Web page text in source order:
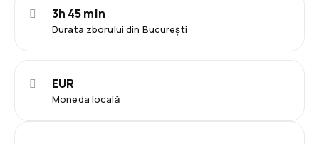
Durata zborului din București
3h 45 min
Moneda locală
EUR